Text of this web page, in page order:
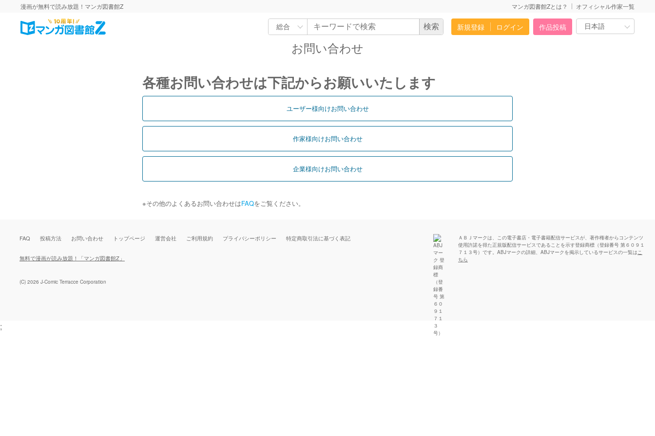
漫画が無料で読み放題！マンガ図書館Z マンガ図書館Zとは？ オフィシャル作家一覧
新規登録 ログイン 作品投稿
お問い合わせ
各種お問い合わせは下記からお願いいたします
ユーザー様向けお問い合わせ
作家様向けお問い合わせ
企業様向けお問い合わせ
※その他のよくあるお問い合わせはFAQをご覧ください。
ＡＢＪマークは、この電子書店・電子書籍配信サービスが、著作権者からコンテンツ
使用許諾を得た正規版配信サービスであることを示す登録商標（登録番号 第６０９１
７１３号）です。ABJマークの詳細、ABJマークを掲示しているサービスの一覧はこ
ちら
FAQ 投稿方法 お問い合わせ トップページ 運営会社 ご利用規約 プライバシーポリシー 特定商取引法に基づく表記
無料で漫画が読み放題！「マンガ図書館Z」
(C) 2026 J-Comic Terracce Corporation
;